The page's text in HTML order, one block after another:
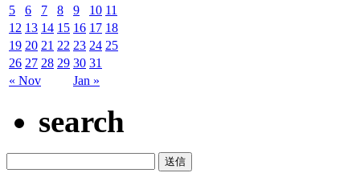
« Nov Jan »
5
6 7 8 9 10 11
12 13 14 15 16 17 18
19 20 21 22 23 24 25
26 27 28 29 30 31
search